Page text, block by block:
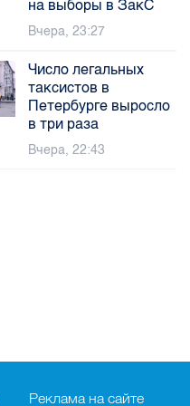
на выборы в ЗакС
Вчера, 23:27
Число легальных
таксистов в
Петербурге выросло
в три раза
Вчера, 22:43
Реклама на сайте